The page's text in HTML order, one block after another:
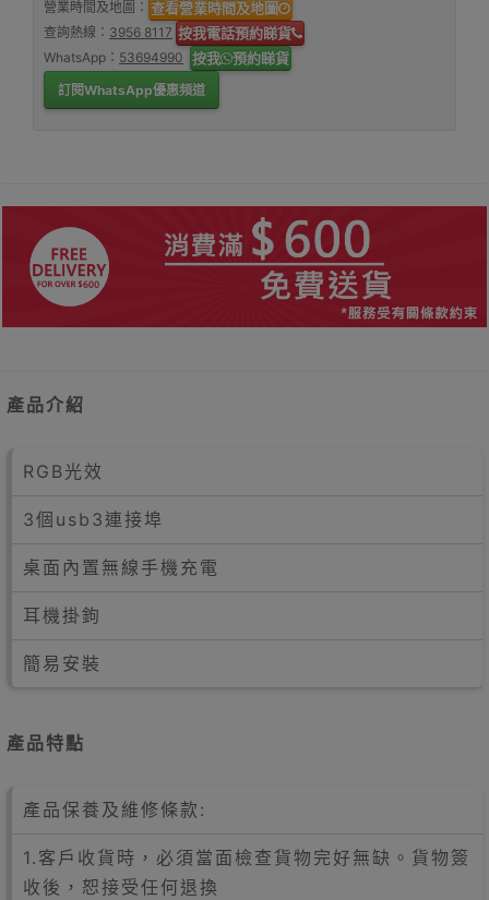
營業時間及地圖： 查看營業時間及地圖
查詢熱線： 3956 8117 按我電話預約睇貨
WhatsApp： 53694990 按我 預約睇貨
訂閱WhatsApp優惠頻道
產品介紹
RGB光效
3個usb3連接埠
桌面內置無線手機充電​
耳機掛鉤
簡易安裝
產品特點
產品保養及維修條款:
1.客戶收貨時，必須當面檢查貨物完好無缺。貨物簽
收後，恕接受任何退換